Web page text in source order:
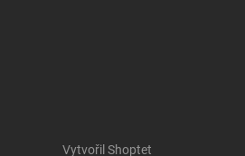
Vytvořil Shoptet